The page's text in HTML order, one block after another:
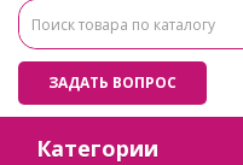
ЗАДАТЬ ВОПРОС
Категории